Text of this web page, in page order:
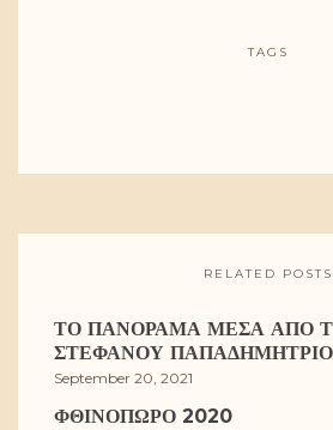
TAGS
RELATED POSTS
ΤΟ ΠΑΝΌΡΑΜΑ ΜΈΣΑ ΑΠΌ
ΣΤΈΦΑΝΟΥ
September 20, 2021
ΦΘΙΝΌΠΩΡΟ 2020